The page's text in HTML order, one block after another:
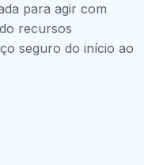
para agir com
recursos
seguro do início ao